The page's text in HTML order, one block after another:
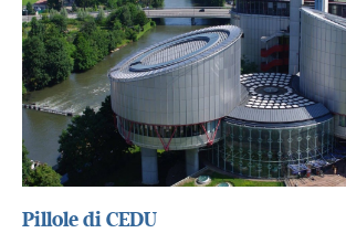
Pillole di CEDU